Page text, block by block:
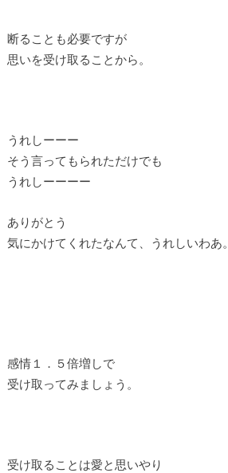
断ることも必要ですが
思いを受け取ることから。
うれしーーー
そう言ってもられただけでも
うれしーーーー
ありがとう
気にかけてくれたなんて、うれしいわあ。
感情１．５倍増しで
受け取ってみましょう。
受け取ることは愛と思いやり